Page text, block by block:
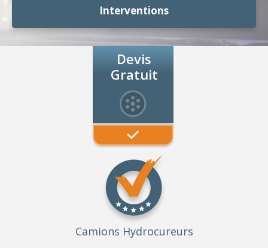
Interventions
Devis
Gratuit
Camions Hydrocureurs